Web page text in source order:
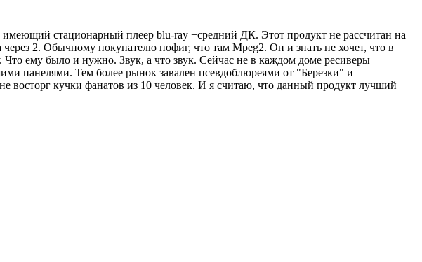
стационарный плеер blu-ray +средний ДК. Этот продукт не рассчитан на
2. Обычному покупателю пофиг, что там Mpeg2. Он и знать не хочет, что в
ему было и нужно. Звук, а что звук. Сейчас не в каждом доме ресиверы
панелями. Тем более рынок завален псевдоблюреями от "Березки" и
восторг кучки фанатов из 10 человек. И я считаю, что данный продукт лучший